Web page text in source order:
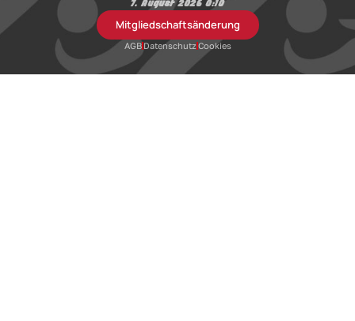
7. August 2026 0:10
Mitgliedschaftsänderung
AGB Datenschutz Cookies